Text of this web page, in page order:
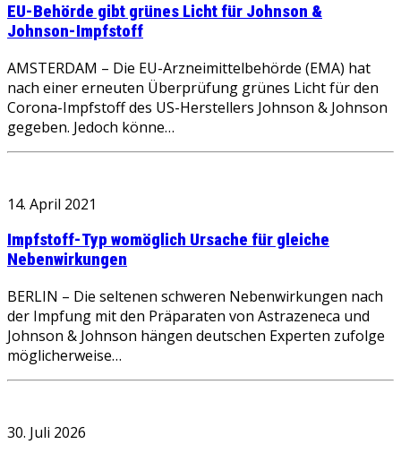
EU-Behörde gibt grünes Licht für Johnson &
Johnson-Impfstoff
AMSTERDAM – Die EU-Arzneimittelbehörde (EMA) hat
nach einer erneuten Überprüfung grünes Licht für den
Corona-Impfstoff des US-Herstellers Johnson & Johnson
gegeben. Jedoch könne…
14. April 2021
Impfstoff-Typ womöglich Ursache für gleiche
Nebenwirkungen
BERLIN – Die seltenen schweren Nebenwirkungen nach
der Impfung mit den Präparaten von Astrazeneca und
Johnson & Johnson hängen deutschen Experten zufolge
möglicherweise…
30. Juli 2026